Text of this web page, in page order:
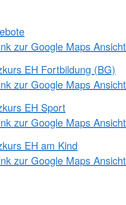
zur Google Maps Ansicht
EH Fortbildung (BG)
zur Google Maps Ansicht
EH Sport
zur Google Maps Ansicht
EH am Kind
zur Google Maps Ansicht